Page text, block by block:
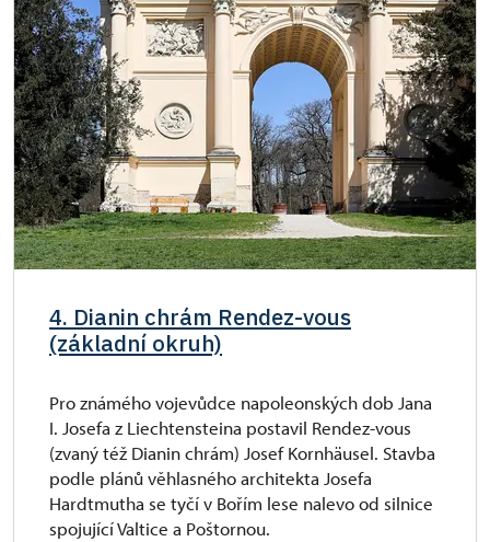
4. Dianin chrám Rendez-vous
(základní okruh)
Pro známého vojevůdce napoleonských dob Jana
I. Josefa z Liechtensteina postavil Rendez-vous
(zvaný též Dianin chrám) Josef Kornhäusel. Stavba
podle plánů věhlasného architekta Josefa
Hardtmutha se tyčí v Bořím lese nalevo od silnice
spojující Valtice a Poštornou.